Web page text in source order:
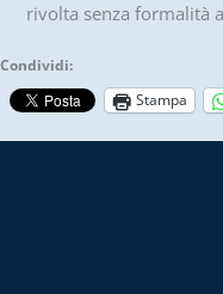
rivolta senza formalità
Condividi:
Stampa